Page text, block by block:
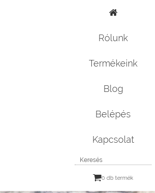
Rólunk
Termékeink
Blog
Belépés
Kapcsolat
0 db termék